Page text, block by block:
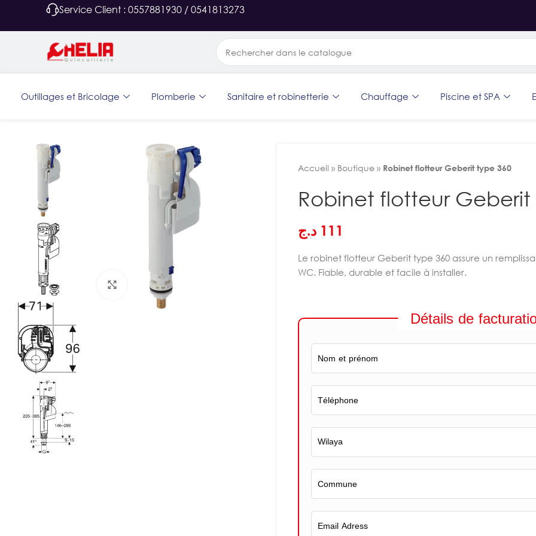
Service Client : 0557881930 / 0541813273
Outillages et Bricolage Plomberie Sanitaire et robinetterie Chauffage Piscine et SPA
Agrandir
Accueil » Boutique » Robinet flotteur Geberit type 360
Robinet flotteur Geberit
111 د.ج
Le robinet flotteur Geberit type 360 assure un
WC. Fiable, durable et facile à installer.
Détails de